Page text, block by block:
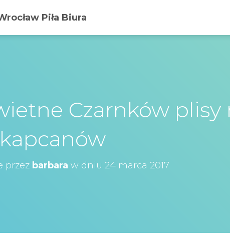
Piła Biura
Czarnków plisy
kapcanów
przez barbara w dniu 24 marca 2017